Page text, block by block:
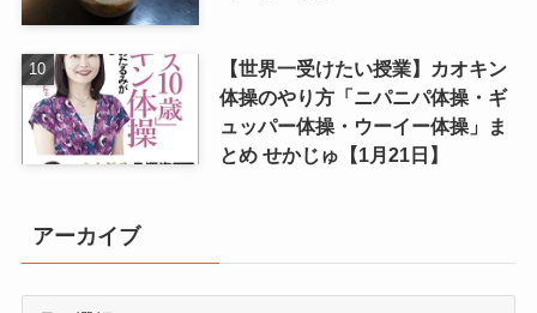
【世界一受けたい授業】カオキン
体操のやり方「ニパニパ体操・ギ
ュッパー体操・ウーイー体操」ま
とめ せかじゅ【1月21日】
アーカイブ